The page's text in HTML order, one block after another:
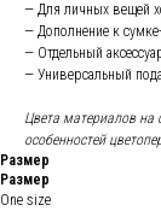
— Для личных вещей
— ⁠Дополнение к
— ⁠Отдельный
— Универсальный
Цвета материалов на
особенностей
Размер
Размер
One size